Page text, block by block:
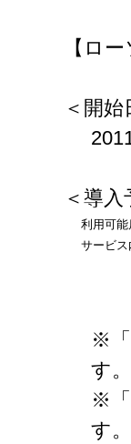
【ロ
＜開始
＜導
利用可能
サービス
※「
す。
※「
す。